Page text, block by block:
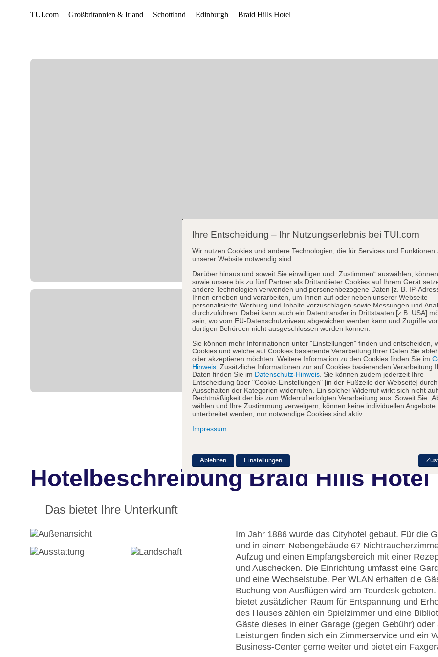
Hotelbeschreibung Braid Hills Hotel
Das bietet Ihre Unterkunft
Im Jahr 1886 wurde das Cityhotel gebaut. Für die
und in einem Nebengebäude 67
Aufzug und einen Empfangsbereich mit einer
und Auschecken. Die Einrichtung umfasst eine
und eine Wechselstube. Per WLAN erhalten die
Buchung von Ausflügen wird am Tourdesk
bietet zusätzlichen Raum für Entspannung und
des Hauses zählen ein Spielzimmer und eine
Gäste dieses in einer Garage (gegen Gebühr)
Leistungen finden sich ein Zimmerservice und ein
Business-Center gerne weiter und bietet ein
Ihre Entscheidung – Ihr Nutzungserlebnis bei TUI.com
Wir nutzen Cookies und andere Technologien, die für Services und Funktionen
unserer Website notwendig sind.
Darüber hinaus und soweit Sie einwilligen und „Zustimmen“ auswählen,
sowie unsere bis zu fünf Partner als Drittanbieter Cookies auf Ihrem Gerät
andere Technologien verwenden und personenbezogene Daten [z. B. IP-
Ihnen erheben und verarbeiten, um Ihnen auf oder neben unserer Webseite
personalisierte Werbung und Inhalte vorzuschlagen sowie Messungen und
durchzuführen. Dabei kann auch ein Datentransfer in Drittstaaten [z.B. USA]
sein, wo vom EU-Datenschutzniveau abgewichen werden kann und Zugriffe
dortigen Behörden nicht ausgeschlossen werden können.
Sie können mehr Informationen unter "Einstellungen" finden und entscheiden,
Cookies und welche auf Cookies basierende Verarbeitung Ihrer Daten Sie
oder akzeptieren möchten. Weitere Information zu den Cookies finden Sie im
Hinweis . Zusätzliche Informationen zur auf Cookies basierenden Verarbeitung
Daten finden Sie im Datenschutz-Hinweis . Sie können zudem jederzeit Ihre
Entscheidung über "Cookie-Einstellungen" [in der Fußzeile der Webseite] durch
Ausschalten der Kategorien widerrufen. Ein solcher Widerruf wirkt sich nicht
Rechtmäßigkeit der bis zum Widerruf erfolgten Verarbeitung aus. Soweit Sie
wählen und Ihre Zustimmung verweigern, können keine individuellen Angebote
unterbreitet werden, nur notwendige Cookies sind aktiv.
Impressum
Ablehnen Einstellungen